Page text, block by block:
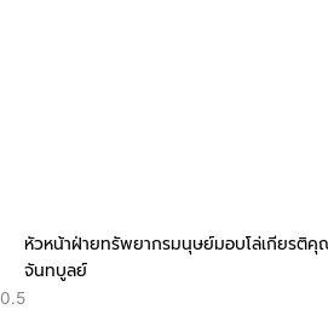
หัวหน้าฝ่ายทรัพยากรมนุษย์มอบโล่เกียรติคุ
จันทบูลย์